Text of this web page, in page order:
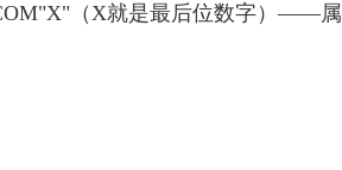
（X就是最后位数字）——属